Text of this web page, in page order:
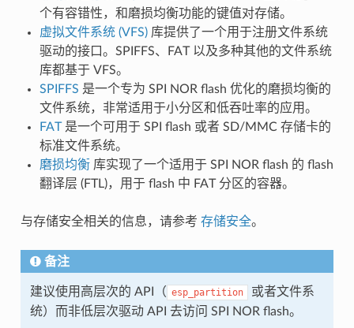
个有容错性，和磨损均衡功能的键值对存储。
虚拟文件系统 (VFS)库提供了一个用于注册文件系统
驱动的接口。SPIFFS、FAT 以及多种其他的文件系统
库都基于 VFS。
SPIFFS 是一个专为 SPI NOR flash 优化的磨损均衡的
文件系统，非常适用于小分区和低吞吐率的应用。
FAT是一个可用于 SPI flash 或者 SD/MMC 存储卡的
标准文件系统。
磨损均衡库实现了一个适用于 SPI NOR flash 的 flash
翻译层 (FTL)，用于 flash 中 FAT 分区的容器。
与存储安全相关的信息，请参考 存储安全。
备注
建议使用高层次的 API（ esp_partition
或者文件系
统）而非低层次驱动 API 去访问 SPI NOR flash。